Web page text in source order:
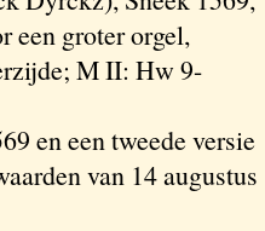
een groter orgel,
M II: Hw 9-
en een tweede versie
van 14 augustus